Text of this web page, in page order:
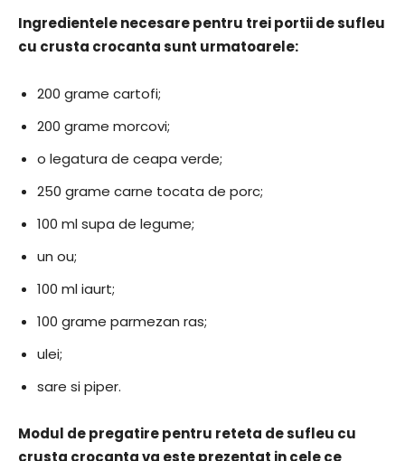
Ingredientele necesare pentru trei portii de sufleu
cu crusta crocanta sunt urmatoarele:
200 grame cartofi;
200 grame morcovi;
o legatura de ceapa verde;
250 grame carne tocata de porc;
100 ml supa de legume;
un ou;
100 ml iaurt;
100 grame parmezan ras;
ulei;
sare si piper.
Modul de pregatire pentru reteta de sufleu cu
crusta crocanta va este prezentat in cele ce